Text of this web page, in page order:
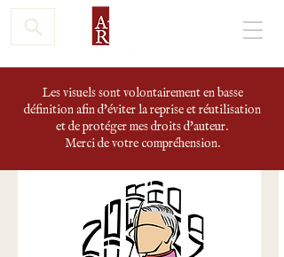
Les visuels sont volontairement en basse
définition afin d'éviter la reprise et réutilisation
et de protéger mes droits d'auteur.
Merci de votre compréhension.